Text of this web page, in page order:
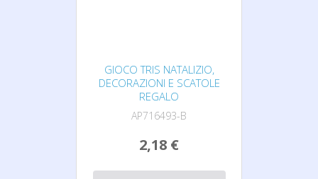
GIOCO TRIS NATALIZIO,
DECORAZIONI E SCATOLE
REGALO
AP716493-B
2,18 €